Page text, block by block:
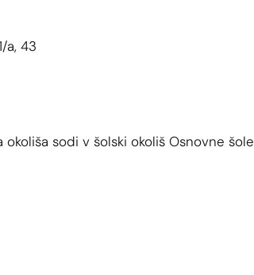
a, 43
sodi v šolski okoliš Osnovne šole